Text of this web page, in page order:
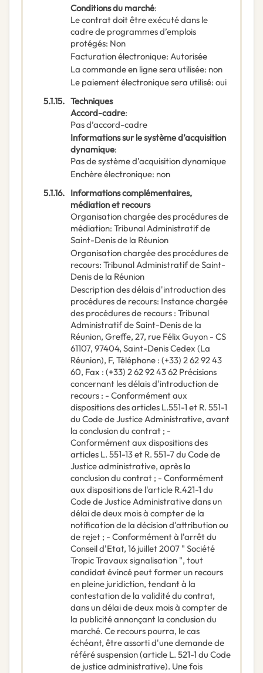
Conditions du marché:
Le contrat doit être exécuté dans le
cadre de programmes d’emplois
protégés: Non
Facturation électronique: Autorisée
La commande en ligne sera utilisée: non
Le paiement électronique sera utilisé: oui
5.1.15. Techniques
Accord-cadre:
Pas d’accord-cadre
Informations sur le système d’acquisition
dynamique:
Pas de système d’acquisition dynamique
Enchère électronique: non
5.1.16. Informations complémentaires,
médiation et recours
Organisation chargée des procédures de
médiation: Tribunal Administratif de
Saint-Denis de la Réunion
Organisation chargée des procédures de
recours: Tribunal Administratif de Saint-
Denis de la Réunion
Description des délais d'introduction des
procédures de recours: Instance chargée
des procédures de recours : Tribunal
Administratif de Saint-Denis de la
Réunion, Greffe, 27, rue Félix Guyon - CS
61107, 97404, Saint-Denis Cedex (La
Réunion), F, Téléphone : (+33) 2 62 92 43
60, Fax : (+33) 2 62 92 43 62 Précisions
concernant les délais d'introduction de
recours : - Conformément aux
dispositions des articles L.551-1 et R. 551-1
du Code de Justice Administrative, avant
la conclusion du contrat ; -
Conformément aux dispositions des
articles L. 551-13 et R. 551-7 du Code de
Justice administrative, après la
conclusion du contrat ; - Conformément
aux dispositions de l'article R.421-1 du
Code de Justice Administrative dans un
délai de deux mois à compter de la
notification de la décision d'attribution ou
de rejet ; - Conformément à l'arrêt du
Conseil d'Etat, 16 juillet 2007 " Société
Tropic Travaux signalisation ", tout
candidat évincé peut former un recours
en pleine juridiction, tendant à la
contestation de la validité du contrat,
dans un délai de deux mois à compter de
la publicité annonçant la conclusion du
marché. Ce recours pourra, le cas
échéant, être assorti d'une demande de
référé suspension (article L. 521-1 du Code
de justice administrative). Une fois